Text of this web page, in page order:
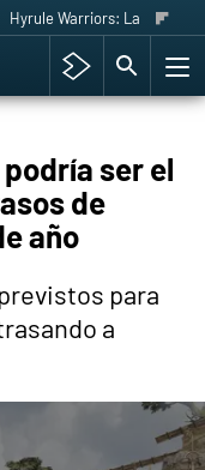
Hyrule Warriors: La Era del
ser el
de
año
para
a